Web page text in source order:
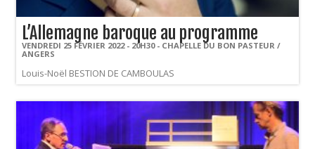
L’Allemagne baroque au programme
VENDREDI 25 FÉVRIER 2022 - 20H30 - CHAPELLE DU BON PASTEUR /
ANGERS
Louis-Noël BESTION DE CAMBOULAS